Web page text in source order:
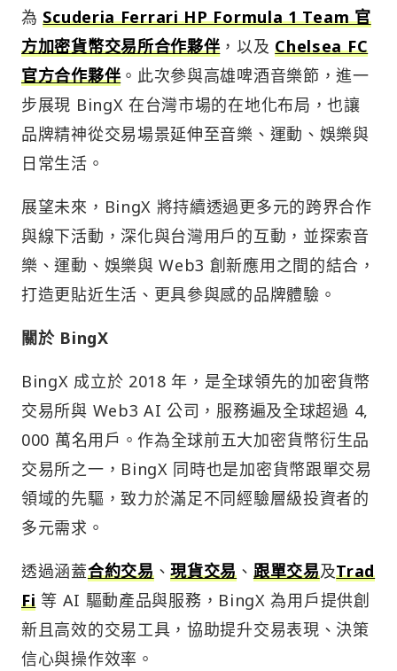
為Scuderia Ferrari HP Formula 1 Team 官
方加密貨幣交易所合作夥伴 ，以及Chelsea FC
官方合作夥伴 。此次參與高雄啤酒音樂節，進一
步展現 BingX 在台灣市場的在地化布局，也讓
品牌精神從交易場景延伸至音樂、運動、娛樂與
日常生活。
展望未來，BingX 將持續透過更多元的跨界合作
與線下活動，深化與台灣用戶的互動，並探索音
樂、運動、娛樂與 Web3 創新應用之間的結合，
打造更貼近生活、更具參與感的品牌體驗。
關於 BingX
BingX 成立於 2018 年，是全球領先的加密貨幣
交易所與 Web3 AI 公司，服務遍及全球超過 4,
000 萬名用戶。作為全球前五大加密貨幣衍生品
交易所之一，BingX 同時也是加密貨幣跟單交易
領域的先驅，致力於滿足不同經驗層級投資者的
多元需求。
透過涵蓋合約交易、現貨交易 、 跟單交易及Trad
Fi 等 AI 驅動產品與服務，BingX 為用戶提供創
新且高效的交易工具，協助提升交易表現、決策
信心與操作效率。